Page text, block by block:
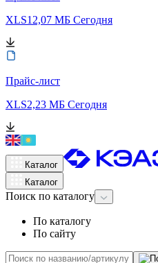
XLS12,07 МБ Сегодня
Прайс-лист
XLS2,23 МБ Сегодня
Каталог
Каталог
Поиск по каталогу
По каталогу
По сайту